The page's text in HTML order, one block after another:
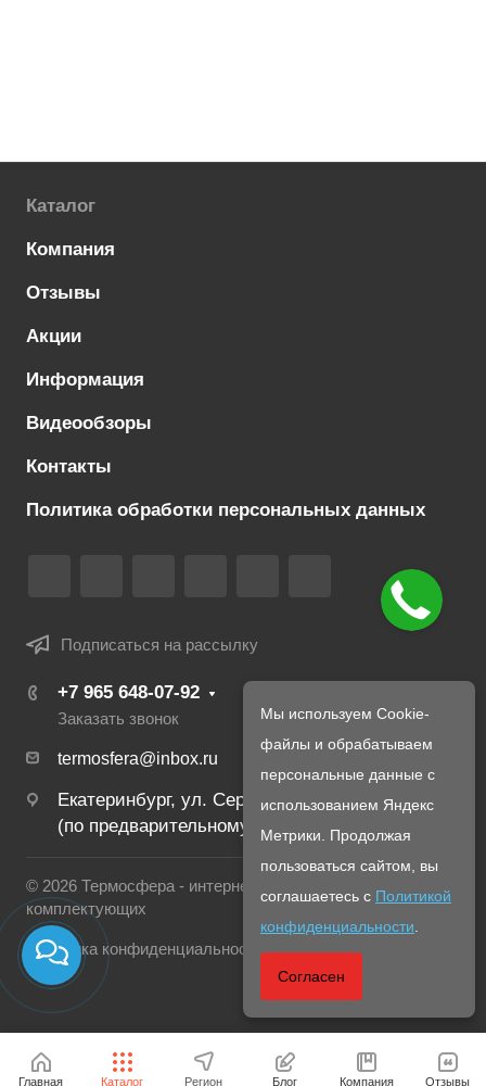
Каталог
Компания
Отзывы
Акции
Информация
Видеообзоры
Контакты
Политика обработки персональных данных
Подписаться на рассылку
+7 965 648-07-92
Заказать звонок
termosfera@inbox.ru
Екатеринбург, ул. Серафимы Дерябиной 24
(по предварительному созвону с менеджером)
© 2026 Термосфера - интернет магазин печей и
комплектующих
Политика конфиденциальности
Главная Каталог Регион Блог Компания Отзывы
Мы используем Cookie-
файлы и обрабатываем
персональные данные с
использованием Яндекс
Метрики. Продолжая
пользоваться сайтом, вы
соглашаетесь с Политикой
конфиденциальности
Согласен